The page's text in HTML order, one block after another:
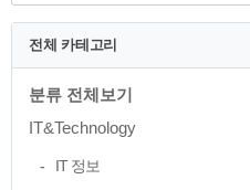
전체 카테고리
분류 전체보기
IT&Technology
IT 정보